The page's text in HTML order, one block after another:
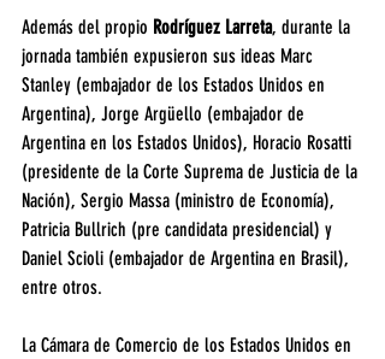
Además del propio Rodríguez Larreta, durante la
jornada también expusieron sus ideas Marc
Stanley (embajador de los Estados Unidos en
Argentina), Jorge Argüello (embajador de
Argentina en los Estados Unidos), Horacio Rosatti
(presidente de la Corte Suprema de Justicia de la
Nación), Sergio Massa (ministro de Economía),
Patricia Bullrich (pre candidata presidencial) y
Daniel Scioli (embajador de Argentina en Brasil),
entre otros.
La Cámara de Comercio de los Estados Unidos en